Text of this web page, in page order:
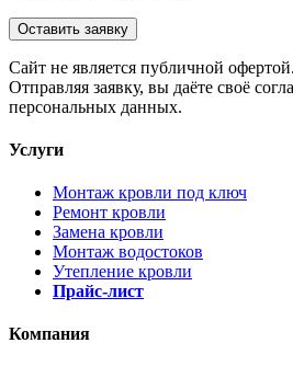
Оставить заявку
Cайт не является публичной офертой.
Отправляя заявку, вы даёте своё
персональных данных.
Услуги
Монтаж кровли под ключ
Ремонт кровли
Замена кровли
Монтаж водостоков
Утепление кровли
Прайс-лист
Компания